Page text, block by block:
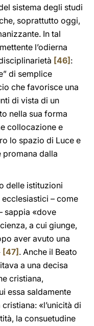
sistema degli studi
soprattutto oggi,
In tal
l’odierna
[46] :
di semplice
che favorisce una
di vista di un
nella sua forma
collocazione e
lo spazio di Luce e
promana dalla
delle istituzioni
– come
sappia «dove
a cui giunge,
aver avuto una
[47] . Anche il Beato
a una decisa
cristiana,
essa saldamente
«l’unicità di
la consuetudine